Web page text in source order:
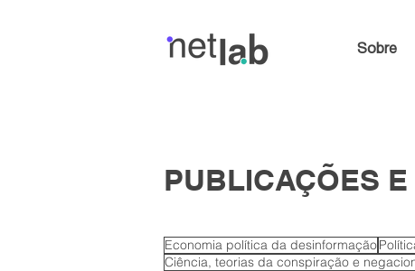
Sobre
PUBLICAÇÕES E
Economia política da desinformação
Ciência, teorias da conspiração e